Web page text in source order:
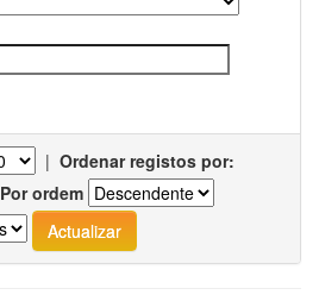
| Ordenar registos por:
Por ordem